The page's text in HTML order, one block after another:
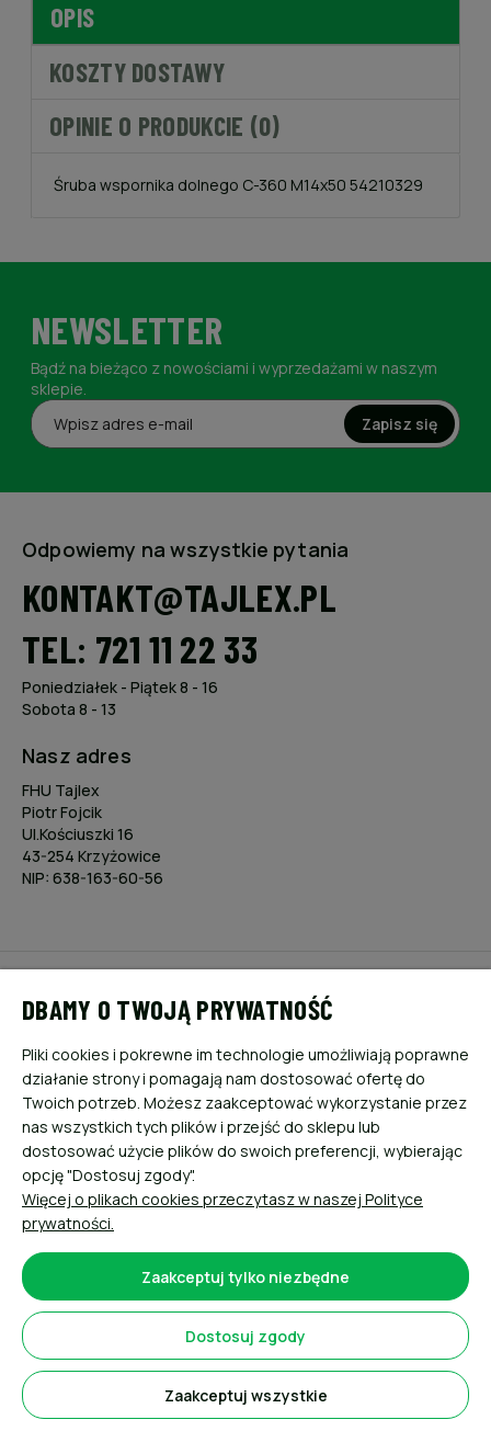
OPIS
KOSZTY DOSTAWY
OPINIE O PRODUKCIE (0)
Śruba wspornika dolnego C-360 M14x50 54210329
NEWSLETTER
Bądź na bieżąco z nowościami i wyprzedażami w naszym
sklepie.
Zapisz się
Odpowiemy na wszystkie pytania
KONTAKT@TAJLEX.PL
TEL: 721 11 22 33
Poniedziałek - Piątek 8 - 16
Sobota 8 - 13
Nasz adres
FHU Tajlex
Piotr Fojcik
Ul.Kościuszki 16
43-254 Krzyżowice
NIP: 638-163-60-56
PŁATNOŚCI I DOSTAWA
INFORMACJE
O NAS
Pokaż pełną wersję strony
DBAMY O TWOJĄ PRYWATNOŚĆ
Pliki cookies i pokrewne im technologie umożliwiają poprawne
działanie strony i pomagają nam dostosować ofertę do
Twoich potrzeb. Możesz zaakceptować wykorzystanie przez
nas wszystkich tych plików i przejść do sklepu lub
dostosować użycie plików do swoich preferencji, wybierając
opcję "Dostosuj zgody".
Więcej o plikach cookies przeczytasz w naszej Polityce
prywatności.
Zaakceptuj tylko niezbędne
Dostosuj zgody
Zaakceptuj wszystkie